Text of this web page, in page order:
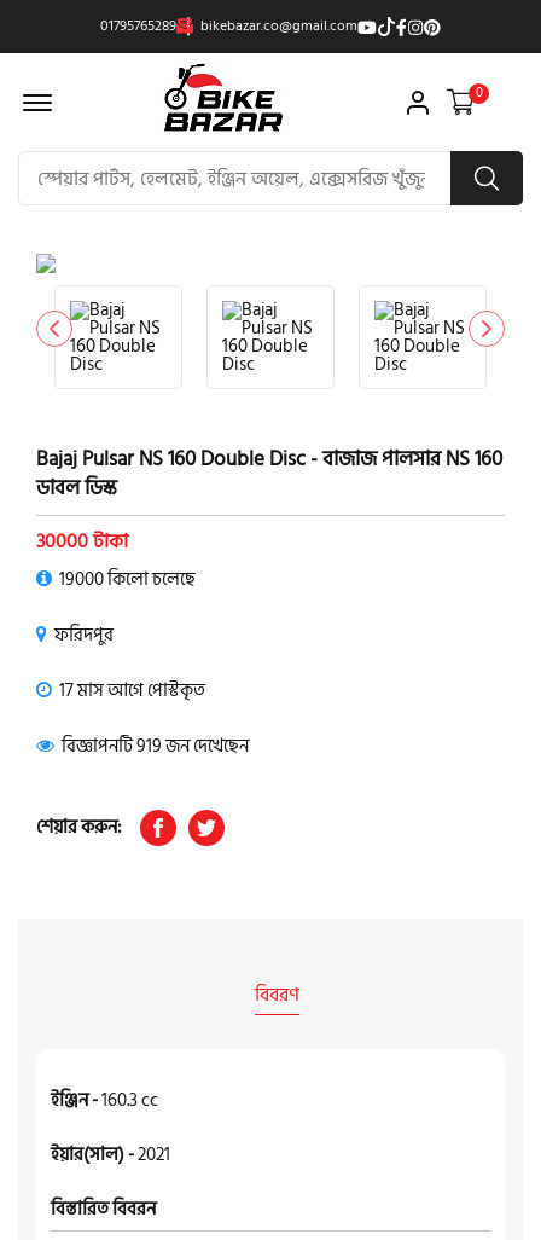
01795765289 bikebazar.co@gmail.com
Offcanvas Menu Open 0
product view
Bajaj Pulsar NS 160 Double Disc - বাজাজ পালসার NS 160
ডাবল ডিস্ক
30000 টাকা
19000 কিলো চলেছে
ফরিদপুর
17 মাস আগে পোস্টকৃত
বিজ্ঞাপনটি 919 জন দেখেছেন
শেয়ার করুন:
বিবরণ
ইঞ্জিন -160.3 cc
ইয়ার(সাল) -2021
বিস্তারিত বিবরন